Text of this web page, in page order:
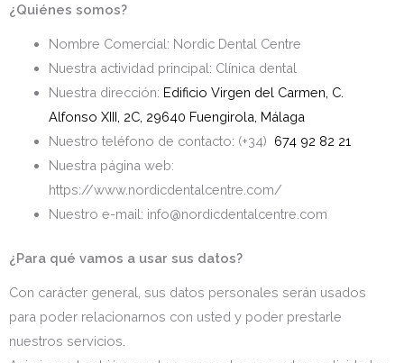
¿Quiénes somos?
Nombre Comercial: Nordic Dental Centre
Nuestra actividad principal: Clínica dental
Nuestra dirección: Edificio Virgen del Carmen, C.
Alfonso XIII, 2C, 29640 Fuengirola, Málaga
Nuestro teléfono de contacto: (+34) 674 92 82 21
Nuestra página web:
https://www.nordicdentalcentre.com/
Nuestro e-mail: info@nordicdentalcentre.com
¿Para qué vamos a usar sus datos?
Con carácter general, sus datos personales serán usados
para poder relacionarnos con usted y poder prestarle
nuestros servicios.